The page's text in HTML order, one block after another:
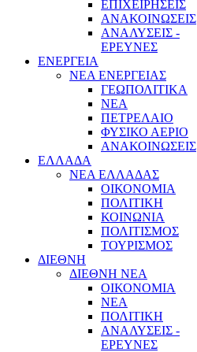
ΕΠΙΧΕΙΡΗΣΕΙΣ
ΑΝΑΚΟΙΝΩΣΕΙΣ
ΑΝΑΛΥΣΕΙΣ -
ΕΡΕΥΝΕΣ
ΕΝΕΡΓΕΙΑ
ΝΕΑ ΕΝΕΡΓΕΙΑΣ
ΓΕΩΠΟΛΙΤΙΚΑ
ΝΕΑ
ΠΕΤΡΕΛΑΙΟ
ΦΥΣΙΚΟ ΑΕΡΙΟ
ΑΝΑΚΟΙΝΩΣΕΙΣ
ΕΛΛΑΔΑ
ΝΕΑ ΕΛΛΑΔΑΣ
ΟΙΚΟΝΟΜΙΑ
ΠΟΛΙΤΙΚΗ
ΚΟΙΝΩΝΙΑ
ΠΟΛΙΤΙΣΜΟΣ
ΤΟΥΡΙΣΜΟΣ
ΔΙΕΘΝΗ
ΔΙΕΘΝΗ ΝΕΑ
ΟΙΚΟΝΟΜΙΑ
ΝΕΑ
ΠΟΛΙΤΙΚΗ
ΑΝΑΛΥΣΕΙΣ -
ΕΡΕΥΝΕΣ